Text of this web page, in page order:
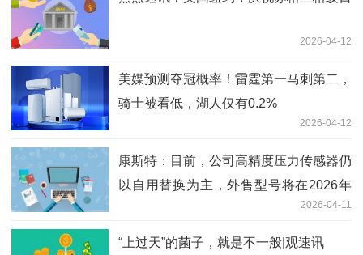
2026-04-12
美媒预测夺冠概率！雷霆第一马刺第二，
骑士被看低，湖人仅有0.2%
2026-04-12
康斯特：目前，公司高精度压力传感器仍
以自用替换为主，外售型号将在2026年
2026-04-11
“上过天”的菌子，就是不一般|观速讯